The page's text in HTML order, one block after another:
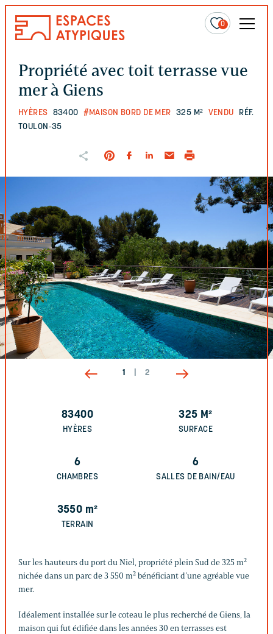
0
Propriété avec toit terrasse vue
mer à Giens
HYÈRES 83400 #MAISON BORD DE MER 325 M² VENDU
RÉF.
TOULON-35
1 2
83400
HYÈRES
325 M²
SURFACE
6
CHAMBRES
6
SALLES DE BAIN/EAU
3550 m²
TERRAIN
Sur les hauteurs du port du Niel, propriété plein Sud de 325 m²
nichée dans un parc de 3 550 m² bénéficiant d’une agréable vue
mer.
Idéalement installée sur le coteau le plus recherché de Giens, la
maison qui fut édifiée dans les années 30 en terrasses est